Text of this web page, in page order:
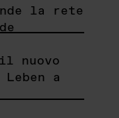
la rete
nuovo
a